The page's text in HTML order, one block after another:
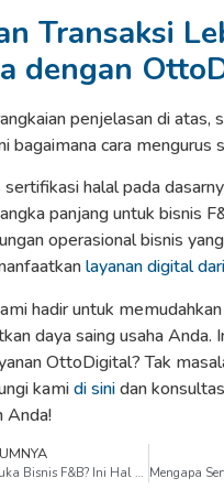
Transaksi
dengan
penjelasan di atas,
bagaimana cara mengurus
halal pada
panjang untuk bisnis
operasional bisnis
layanan digital
hadir untuk
daya saing usaha Anda.
OttoDigital? Tak
kamidi sinidan
Anda!
Ingin Buka Bisnis F&B? Ini Hal yang Perlu Diperhatikan Agar Sukses!